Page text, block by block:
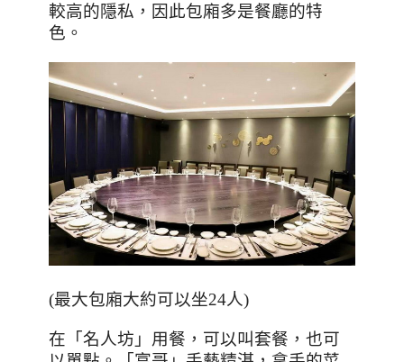
較高的隱私，因此包廂多是餐廳的特
色。
(最大包廂大約可以坐24人)
在「名人坊」用餐，可以叫套餐，也可